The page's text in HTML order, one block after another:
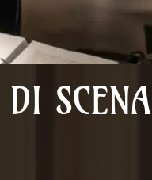
SCENA